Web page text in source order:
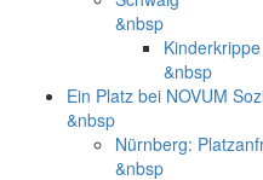
&nbsp
&nbsp
Ein Platz bei NOVUM
&nbsp
Nürnberg:
&nbsp